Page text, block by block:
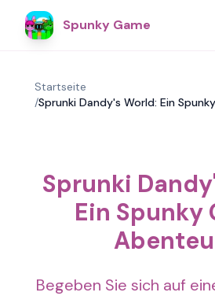
Spunky Game
Startseite
/Sprunki Dandy's World: Ein
Sprunki
Ein Spunky
Begeben Sie sich auf